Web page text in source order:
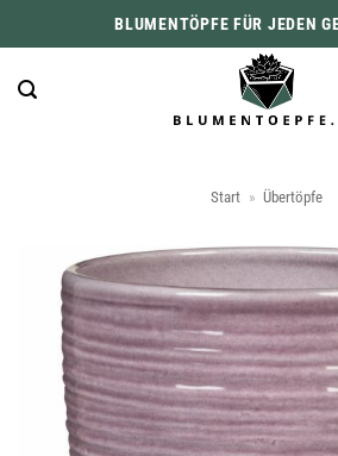
Inhalt
springen
BLUMENTÖPFE FÜR JEDEN
Start » Übertöpfe